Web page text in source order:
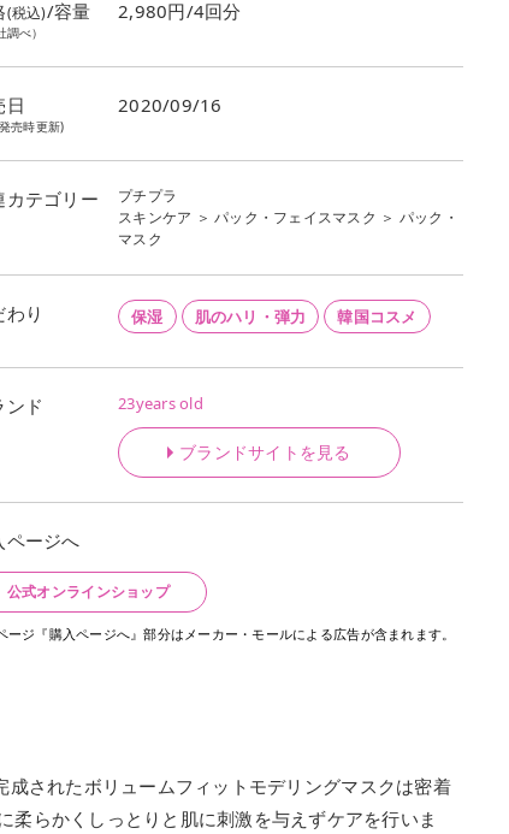
(税込)/容量
調べ）
2,980円/4回分
日
売時更新)
2020/09/16
カテゴリー
プチプラ
スキンケア ＞パック・フェイスマスク ＞ パック・
マスク
わり 保湿 肌のハリ・弾力 韓国コスメ
ンド 23years old
ブランドサイトを見る
ページへ
公式オンラインショップ
ージ『購入ページへ』部分はメーカー・モールによる広告が含まれます。
されたボリュームフィットモデリングマスクは密着
らかくしっとりと肌に刺激を与えずケアを行いま